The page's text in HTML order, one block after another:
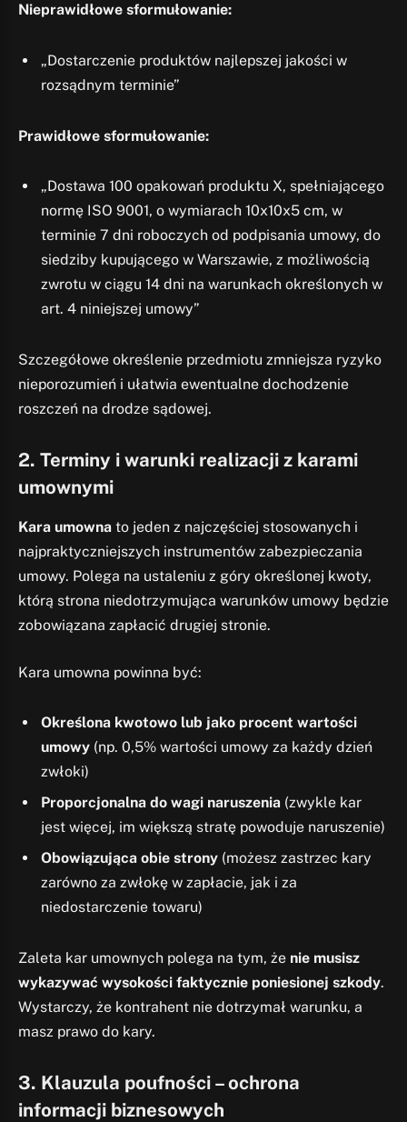
Nieprawidłowe sformułowanie:
„Dostarczenie produktów najlepszej jakości w
rozsądnym terminie”
Prawidłowe sformułowanie:
„Dostawa 100 opakowań produktu X, spełniającego
normę ISO 9001, o wymiarach 10x10x5 cm, w
terminie 7 dni roboczych od podpisania umowy, do
siedziby kupującego w Warszawie, z możliwością
zwrotu w ciągu 14 dni na warunkach określonych w
art. 4 niniejszej umowy”
Szczegółowe określenie przedmiotu zmniejsza ryzyko
nieporozumień i ułatwia ewentualne dochodzenie
roszczeń na drodze sądowej.
2. Terminy i warunki realizacji z karami
umownymi
Kara umowna to jeden z najczęściej stosowanych i
najpraktyczniejszych instrumentów zabezpieczania
umowy. Polega na ustaleniu z góry określonej kwoty,
którą strona niedotrzymująca warunków umowy będzie
zobowiązana zapłacić drugiej stronie.
Kara umowna powinna być:
Określona kwotowo lub jako procent wartości
umowy (np. 0,5% wartości umowy za każdy dzień
zwłoki)
Proporcjonalna do wagi naruszenia (zwykle kar
jest więcej, im większą stratę powoduje naruszenie)
Obowiązująca obie strony (możesz zastrzec kary
zarówno za zwłokę w zapłacie, jak i za
niedostarczenie towaru)
Zaleta kar umownych polega na tym, że nie musisz
wykazywać wysokości faktycznie poniesionej szkody.
Wystarczy, że kontrahent nie dotrzymał warunku, a
masz prawo do kary.
3. Klauzula poufności – ochrona
informacji biznesowych